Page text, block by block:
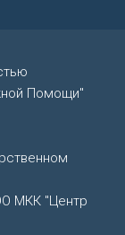
Помощи"
МКК "Центр